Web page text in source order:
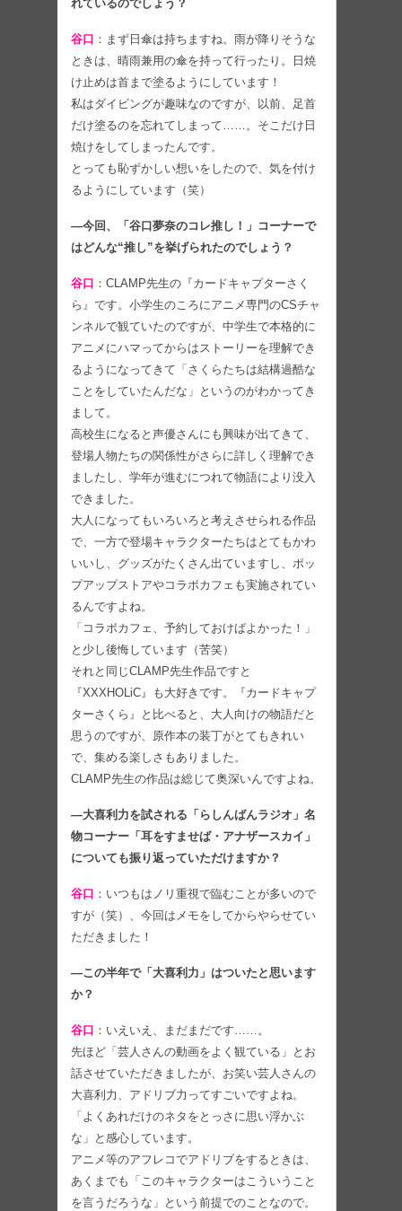
れているのでしょう？
谷口 ：まず日傘は持ちますね。雨が降りそうな
ときは、晴雨兼用の傘を持って行ったり。日焼
け止めは首まで塗るようにしています！
私はダイビングが趣味なのですが、以前、足首
だけ塗るのを忘れてしまって……。そこだけ日
焼けをしてしまったんです。
とっても恥ずかしい想いをしたので、気を付け
るようにしています（笑）
―今回、「谷口夢奈のコレ推し！」コーナーで
はどんな“推し”を挙げられたのでしょう？
谷口 ：CLAMP先生の『カードキャプターさく
ら』です。小学生のころにアニメ専門のCSチャ
ンネルで観ていたのですが、中学生で本格的に
アニメにハマってからはストーリーを理解でき
るようになってきて「さくらたちは結構過酷な
ことをしていたんだな」というのがわかってき
まして。
高校生になると声優さんにも興味が出てきて、
登場人物たちの関係性がさらに詳しく理解でき
ましたし、学年が進むにつれて物語により没入
できました。
大人になってもいろいろと考えさせられる作品
で、一方で登場キャラクターたちはとてもかわ
いいし、グッズがたくさん出ていますし、ポッ
プアップストアやコラボカフェも実施されてい
るんですよね。
「コラボカフェ、予約しておけばよかった！」
と少し後悔しています（苦笑）
それと同じCLAMP先生作品ですと
『XXXHOLiC』も大好きです。『カードキャプ
ターさくら』と比べると、大人向けの物語だと
思うのですが、原作本の装丁がとてもきれい
で、集める楽しさもありました。
CLAMP先生の作品は総じて奥深いんですよね。
―大喜利力を試される「らしんばんラジオ」名
物コーナー「耳をすませば・アナザースカイ」
についても振り返っていただけますか？
谷口 ：いつもはノリ重視で臨むことが多いので
すが（笑）、今回はメモをしてからやらせてい
ただきました！
―この半年で「大喜利力」はついたと思います
か？
谷口 ：いえいえ、まだまだです……。
先ほど「芸人さんの動画をよく観ている」とお
話させていただきましたが、お笑い芸人さんの
大喜利力、アドリブ力ってすごいですよね。
「よくあれだけのネタをとっさに思い浮かぶ
な」と感心しています。
アニメ等のアフレコでアドリブをするときは、
あくまでも「このキャラクターはこういうこと
を言うだろうな」という前提でのことなので。